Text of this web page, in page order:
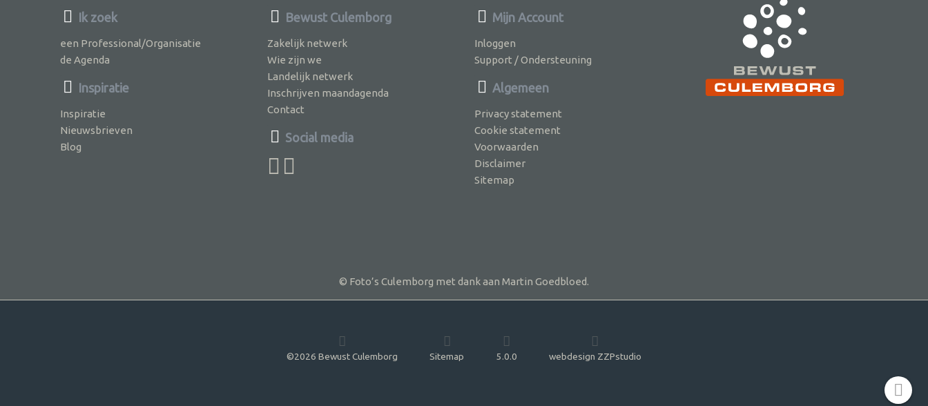
Ik zoek
een Professional/Organisatie
de Agenda
Inspiratie
Inspiratie
Nieuwsbrieven
Blog
Bewust Culemborg
Zakelijk netwerk
Wie zijn we
Landelijk netwerk
Inschrijven maandagenda
Contact
Social media
Mijn Account
Inloggen
Support / Ondersteuning
Algemeen
Privacy statement
Cookie statement
Voorwaarden
Disclaimer
Sitemap
© Foto’s Culemborg met dank aan Martin Goedbloed.
©2026 Bewust Culemborg Sitemap 5.0.0 webdesign ZZPstudio